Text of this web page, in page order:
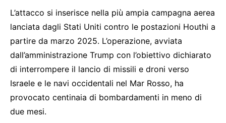
L’attacco si inserisce nella più ampia campagna aerea
lanciata dagli Stati Uniti contro le postazioni Houthi a
partire da marzo 2025. L’operazione, avviata
dall’amministrazione Trump con l’obiettivo dichiarato
di interrompere il lancio di missili e droni verso
Israele e le navi occidentali nel Mar Rosso, ha
provocato centinaia di bombardamenti in meno di
due mesi.